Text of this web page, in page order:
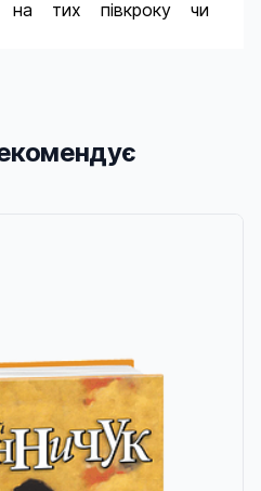
на тих півкроку чи